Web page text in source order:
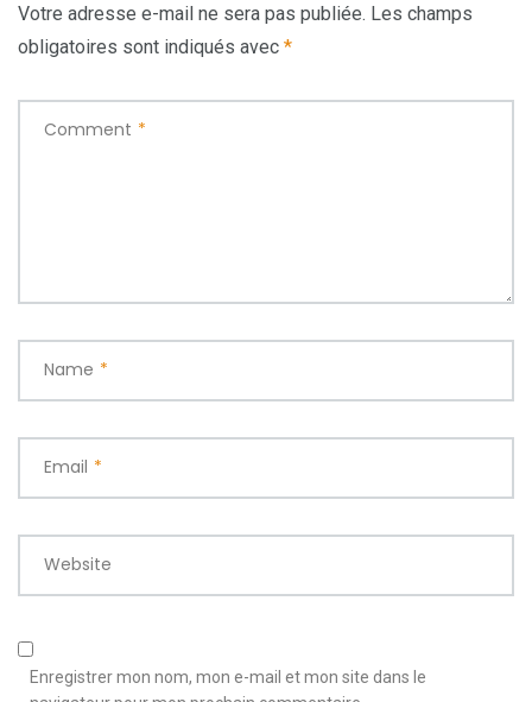
Votre adresse e-mail ne sera pas publiée. Les champs
obligatoires sont indiqués avec *
Comment *
Name *
Email *
Website
Enregistrer mon nom, mon e-mail et mon site dans le